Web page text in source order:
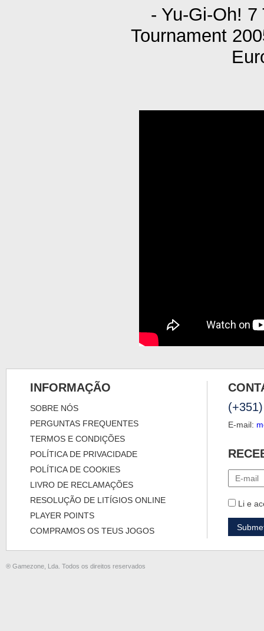
- Yu-Gi-Oh!
Tournament
INFORMAÇÃO
SOBRE NÓS
PERGUNTAS FREQUENTES
TERMOS E CONDIÇÕES
POLÍTICA DE PRIVACIDADE
POLÍTICA DE COOKIES
LIVRO DE RECLAMAÇÕES
RESOLUÇÃO DE LITÍGIOS ONLINE
PLAYER POINTS
COMPRAMOS OS TEUS JOGOS
E-mail:
Li e
® Gamezone, Lda. Todos os direitos reservados